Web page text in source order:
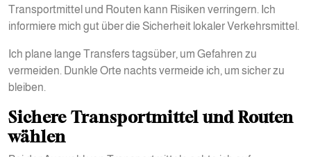
Transportmittel und Routen kann Risiken verringern. Ich
informiere mich gut über die Sicherheit lokaler Verkehrsmittel.
Ich plane lange Transfers tagsüber, um Gefahren zu
vermeiden. Dunkle Orte nachts vermeide ich, um sicher zu
bleiben.
Sichere Transportmittel und Routen
wählen